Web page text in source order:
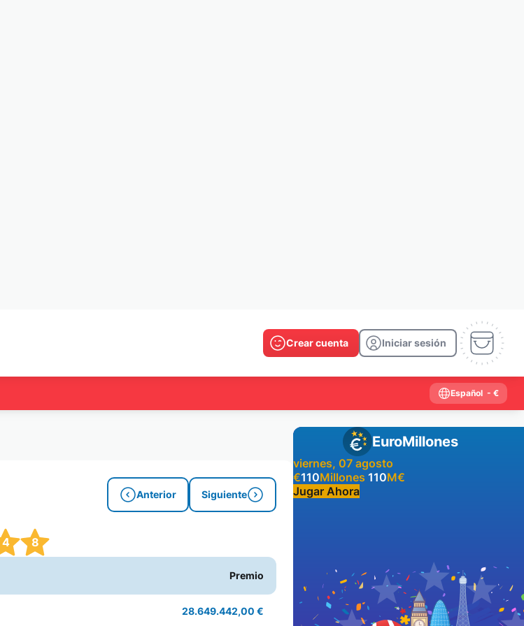
Crear cuenta Iniciar sesión
Español - €
Anterior Siguiente
4 8
Premio
28.649.442,00 €
EuroMillones
viernes, 07 agosto
€110Millones 110M€
Jugar Ahora
2026 2024 2023 2022
2021
2020
2019 2018 2017 2016 2015
2014
2013 2012 2011 2010
2009
2008
2007 2006 2005 2004